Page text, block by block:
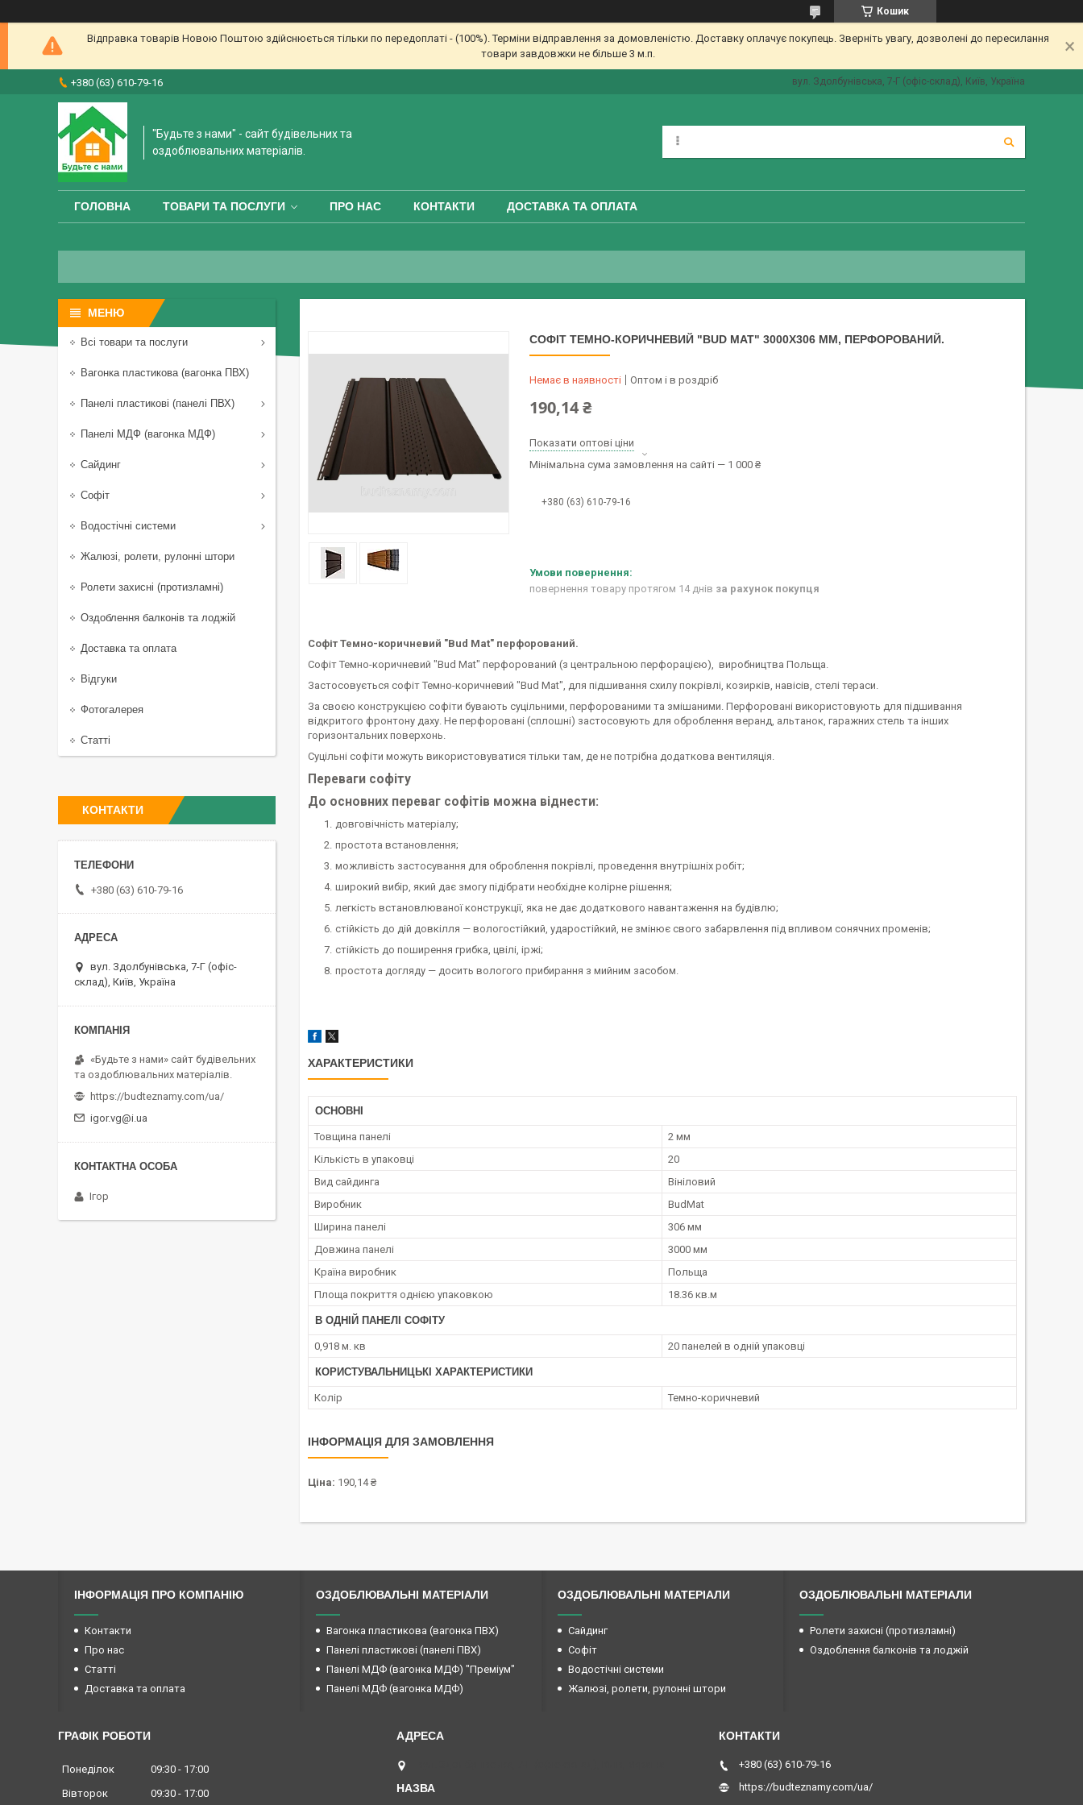
Кошик
Відправка товарів Новою Поштою здійснюється тільки по передоплаті - (100%). Терміни відправлення за домовленістю. Доставку оплачує покупець. Зверніть увагу, дозволені до пересилання
товари завдовжки не більше 3 м.п.
+380 (63) 610-79-16 вул. Здолбунівська, 7-Г (офіс-склад), Київ, Україна
"Будьте з нами" - сайт будівельних та
оздоблювальних матеріалів.
ГОЛОВНА ТОВАРИ ТА ПОСЛУГИ ПРО НАС КОНТАКТИ ДОСТАВКА ТА ОПЛАТА
СОФІТ ТЕМНО-КОРИЧНЕВИЙ "BUD MAT" 3000Х306 ММ, ПЕРФОРОВАНИЙ.
Немає в наявності Оптом і в роздріб
190,14 ₴
Показати оптові ціни
Мінімальна сума замовлення на сайті — 1 000 ₴
+380 (63) 610-79-16
повернення товару протягом 14 днів за рахунок покупця
Софіт Темно-коричневий "Bud Mat" перфорований.
Софіт Темно-коричневий "Bud Mat" перфорований (з центральною перфорацією), виробництва Польща.
Застосовується софіт Темно-коричневий "Bud Mat", для підшивання схилу покрівлі, козирків, навісів, стелі тераси.
За своєю конструкцією софіти бувають суцільними, перфорованими та змішаними. Перфоровані використовують для підшивання
відкритого фронтону даху. Не перфоровані (сплошні) застосовують для оброблення веранд, альтанок, гаражних стель та інших
горизонтальних поверхонь.
Суцільні софіти можуть використовуватися тільки там, де не потрібна додаткова вентиляція.
Переваги софіту
До основних переваг софітів можна віднести:
довговічність матеріалу;
простота встановлення;
можливість застосування для оброблення покрівлі, проведення внутрішніх робіт;
широкий вибір, який дає змогу підібрати необхідне колірне рішення;
легкість встановлюваної конструкції, яка не дає додаткового навантаження на будівлю;
стійкість до дій довкілля — вологостійкий, ударостійкий, не змінює свого забарвлення під впливом сонячних променів;
стійкість до поширення грибка, цвілі, іржі;
простота догляду — досить вологого прибирання з мийним засобом.
ХАРАКТЕРИСТИКИ
ОСНОВНІ
Товщина панелі
2 мм
Кількість в упаковці
20
Вид сайдинга
Вініловий
Виробник
BudMat
Ширина панелі
306 мм
Довжина панелі
3000 мм
Країна виробник
Польща
Площа покриття однією упаковкою
18.36 кв.м
В ОДНІЙ ПАНЕЛІ СОФІТУ
0,918 м. кв 20 панелей в одній упаковці
КОРИСТУВАЛЬНИЦЬКІ ХАРАКТЕРИСТИКИ
Колір Темно-коричневий
ІНФОРМАЦІЯ ДЛЯ ЗАМОВЛЕННЯ
Ціна: 190,14 ₴
Всі товари та послуги
Вагонка пластикова (вагонка ПВХ)
Панелі пластикові (панелі ПВХ)
Панелі МДФ (вагонка МДФ)
Сайдинг
Софіт
Водостічні системи
Жалюзі, ролети, рулонні штори
Ролети захисні (протизламні)
Оздоблення балконів та лоджій
Доставка та оплата
Відгуки
Фотогалерея
Статті
КОНТАКТИ
+380 (63) 610-79-16
вул. Здолбунівська, 7-Г (офіс-
склад), Київ, Україна
«Будьте з нами» сайт будівельних
та оздоблювальних матеріалів.
https://budteznamy.com/ua/
igor.vg@i.ua
Ігор
ІНФОРМАЦІЯ ПРО КОМПАНІЮ
Контакти
Про нас
Статті
Доставка та оплата
ОЗДОБЛЮВАЛЬНІ МАТЕРІАЛИ
Вагонка пластикова (вагонка ПВХ)
Панелі пластикові (панелі ПВХ)
Панелі МДФ (вагонка МДФ) "Преміум"
Панелі МДФ (вагонка МДФ)
ОЗДОБЛЮВАЛЬНІ МАТЕРІАЛИ
Сайдинг
Софіт
Водостічні системи
Жалюзі, ролети, рулонні штори
ОЗДОБЛЮВАЛЬНІ МАТЕРІАЛИ
Ролети захисні (протизламні)
Оздоблення балконів та лоджій
ГРАФІК РОБОТИ
Понеділок 09:30
17:00
Вівторок
09:30 17:00
+380 (63) 610-79-16
https://budteznamy.com/ua/